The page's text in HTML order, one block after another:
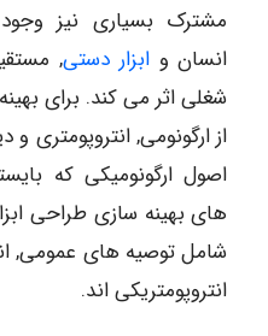
مشترک بسیاری نیز وجود
انسان وابزار دستی,
شغلی اثر می کند. برای
از ارگونومی, انتروپومتری و
اصول ارگونومیکی که
های بهینه سازی طراحی
شامل توصیه های عمومی,
انتروپومتریکی اند.